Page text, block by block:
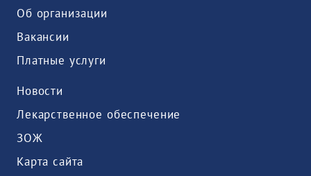
Об организации
Вакансии
Платные услуги
Новости
Лекарственное обеспечение
ЗОЖ
Карта сайта